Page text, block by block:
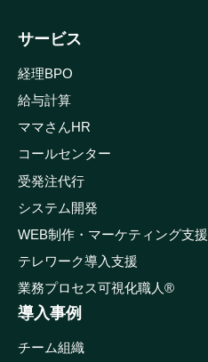
サービス
経理BPO
給与計算
ママさんHR
コールセンター
受発注代行
システム開発
WEB制作・マーケティング支援
テレワーク導入支援
業務プロセス可視化職人®
導入事例
チーム組織